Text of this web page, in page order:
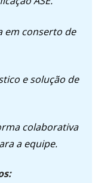
em conserto de
e solução de
colaborativa
a equipe.